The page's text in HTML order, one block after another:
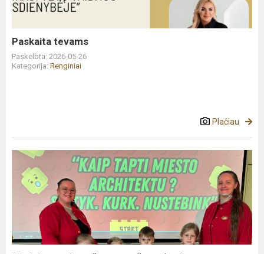
Paskaita tevams
Paskelbta: 2026-05-26
Kategorija: Renginiai
Plačiau
2D
dalyvavo
lego
varžytuvėse”